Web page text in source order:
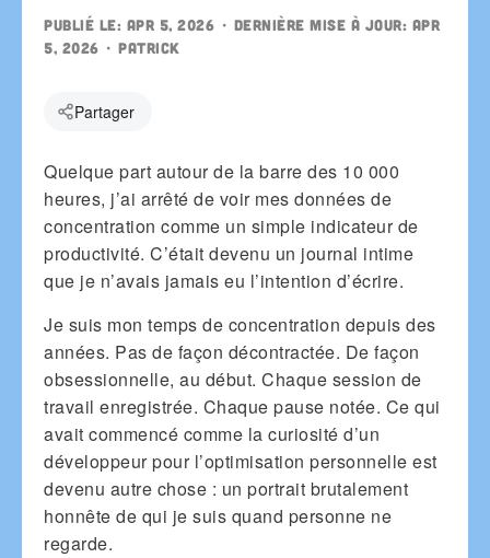
Publié le: Apr 5, 2026 • Dernière mise à jour: Apr
5, 2026 • patrick
Partager
Quelque part autour de la barre des 10 000
heures, j’ai arrêté de voir mes données de
concentration comme un simple indicateur de
productivité. C’était devenu un journal intime
que je n’avais jamais eu l’intention d’écrire.
Je suis mon temps de concentration depuis des
années. Pas de façon décontractée. De façon
obsessionnelle, au début. Chaque session de
travail enregistrée. Chaque pause notée. Ce qui
avait commencé comme la curiosité d’un
développeur pour l’optimisation personnelle est
devenu autre chose : un portrait brutalement
honnête de qui je suis quand personne ne
regarde.